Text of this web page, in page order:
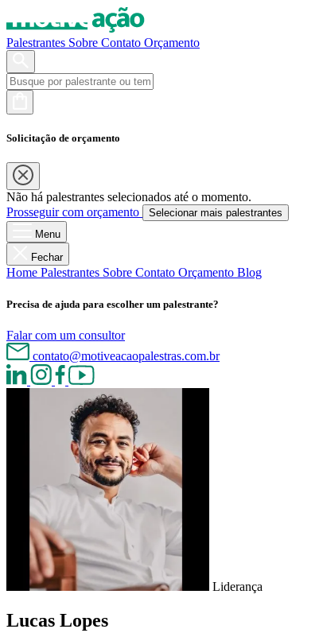
Palestrantes Sobre Contato Orçamento
Solicitação de orçamento
Não há palestrantes selecionados até o momento.
Prosseguir com orçamento
Selecionar mais palestrantes
Menu
Fechar
Home Palestrantes Sobre Contato Orçamento Blog
Precisa de ajuda para escolher um palestrante?
Falar com um consultor
contato@motiveacaopalestras.com.br
Liderança
Lucas Lopes